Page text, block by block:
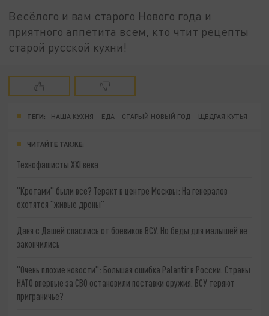
Весёлого и вам старого Нового года и
приятного аппетита всем, кто чтит рецепты
старой русской кухни!
ТЕГИ: НАША КУХНЯ ЕДА СТАРЫЙ НОВЫЙ ГОД ЩЕДРАЯ КУТЬЯ
ЧИТАЙТЕ ТАКЖЕ:
Технофашисты XXI века
"Кротами" были все? Теракт в центре Москвы: На генералов
охотятся "живые дроны"
Даня с Дашей спаслись от боевиков ВСУ. Но беды для малышей не
закончились
"Очень плохие новости": Большая ошибка Palantir в России. Страны
НАТО впервые за СВО остановили поставки оружия. ВСУ теряют
приграничье?